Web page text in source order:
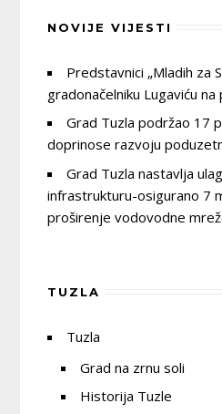
NOVIJE VIJESTI
Predstavnici „Mladih za
gradonačelniku Lugaviću na
Grad Tuzla podržao 17
doprinose razvoju
Grad Tuzla nastavlja
infrastrukturu-osigurano 7
proširenje vodovodne
TUZLA
Tuzla
Grad na zrnu soli
Historija Tuzle